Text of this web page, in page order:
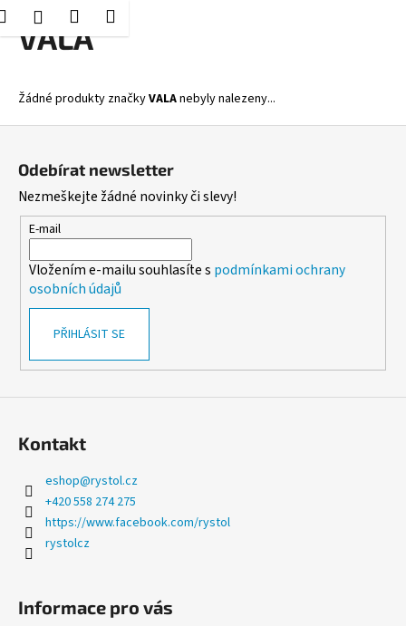
Přejít
HledatPřihlášení
Nákupní
košík
Menu
VALA
Žádné produkty značkyVALAnebyly nalezeny...
K
o
Zpět
Zpět
C
o
o
t
ř
e
b
u
n
j
t
?
HLEDAT
Odebírat newsletter
Nezmeškejte žádné novinky či slevy!
E-mail
Vložením e-mailu souhlasíte s podmínkami ochrany
osobních údajů
PŘIHLÁSIT SE
Kontakt
eshop@rystol.cz
+420 558 274 275
https://www.facebook.com/rystol
rystolcz
Informace pro vás